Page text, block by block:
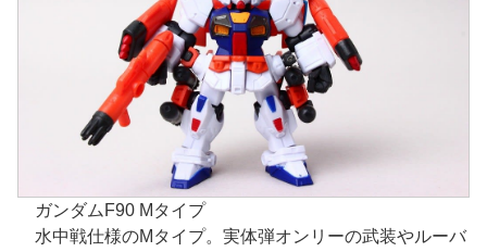
ガンダムF90 Mタイプ
水中戦仕様のMタイプ。実体弾オンリーの武装やルーバ